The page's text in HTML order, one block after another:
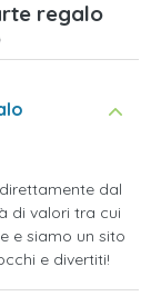
regalo
dal
di valori tra cui
e siamo un sito
e divertiti!